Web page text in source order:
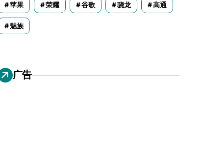
苹果 荣耀 谷歌 骁龙 高通
魅族
广告